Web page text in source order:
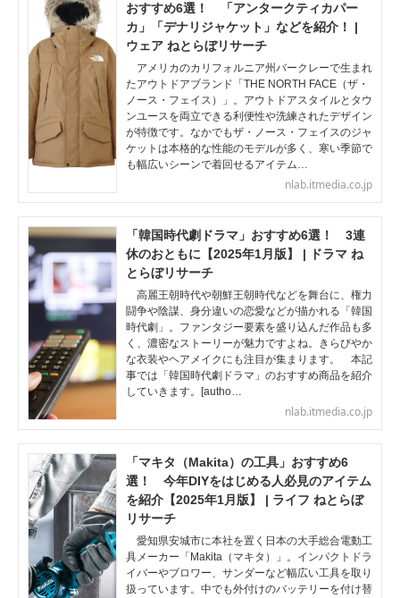
おすすめ6選！ 「アンタークティカパー
カ」「デナリジャケット」などを紹介！ |
ウェア ねとらぼリサーチ
アメリカのカリフォルニア州バークレーで生まれ
たアウトドアブランド「THE NORTH FACE（ザ・
ノース・フェイス）」。アウトドアスタイルとタウ
ンユースを両立できる利便性や洗練されたデザイン
が特徴です。なかでもザ・ノース・フェイスのジャ
ケットは本格的な性能のモデルが多く、寒い季節で
も幅広いシーンで着回せるアイテム…
nlab.itmedia.co.jp
「韓国時代劇ドラマ」おすすめ6選！ 3連
休のおともに【2025年1月版】 | ドラマ ね
とらぼリサーチ
高麗王朝時代や朝鮮王朝時代などを舞台に、権力
闘争や陰謀、身分違いの恋愛などが描かれる「韓国
時代劇」。ファンタジー要素を盛り込んだ作品も多
く、濃密なストーリーが魅力ですよね。きらびやか
な衣装やヘアメイクにも注目が集まります。 本記
事では「韓国時代劇ドラマ」のおすすめ商品を紹介
していきます。[autho…
nlab.itmedia.co.jp
「マキタ（Makita）の工具」おすすめ6
選！ 今年DIYをはじめる人必見のアイテム
を紹介【2025年1月版】 | ライフ ねとらぼ
リサーチ
愛知県安城市に本社を置く日本の大手総合電動工
具メーカー「Makita（マキタ）」。インパクトドラ
イバーやブロワー、サンダーなど幅広い工具を取り
扱っています。中でも外付けのバッテリーを付け替